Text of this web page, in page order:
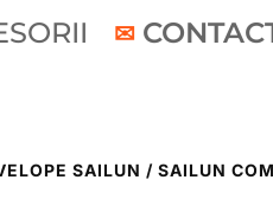
SAILUN / SAILUN